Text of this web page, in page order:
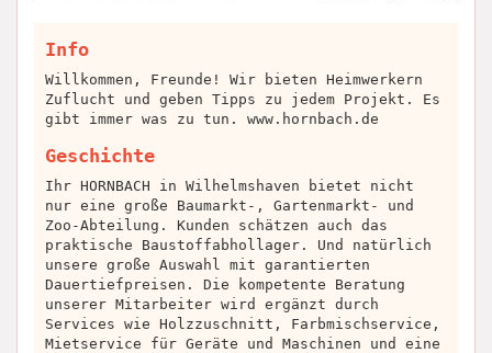
Info
Willkommen, Freunde! Wir bieten Heimwerkern
Zuflucht und geben Tipps zu jedem Projekt. Es
gibt immer was zu tun. www.hornbach.de
Geschichte
Ihr HORNBACH in Wilhelmshaven bietet nicht
nur eine große Baumarkt-, Gartenmarkt- und
Zoo-Abteilung. Kunden schätzen auch das
praktische Baustoffabhollager. Und natürlich
unsere große Auswahl mit garantierten
Dauertiefpreisen. Die kompetente Beratung
unserer Mitarbeiter wird ergänzt durch
Services wie Holzzuschnitt, Farbmischservice,
Mietservice für Geräte und Maschinen und eine